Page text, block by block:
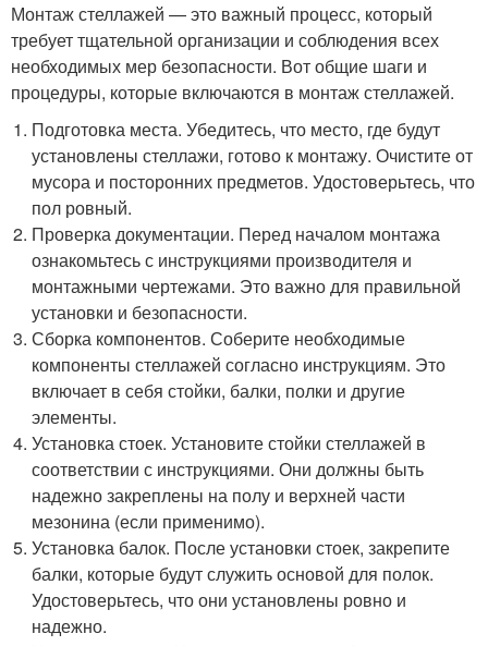
Монтаж стеллажей — это важный процесс, который
требует тщательной организации и соблюдения всех
необходимых мер безопасности. Вот общие шаги и
процедуры, которые включаются в монтаж стеллажей.
Подготовка места. Убедитесь, что место, где будут
установлены стеллажи, готово к монтажу. Очистите от
мусора и посторонних предметов. Удостоверьтесь, что
пол ровный.
Проверка документации. Перед началом монтажа
ознакомьтесь с инструкциями производителя и
монтажными чертежами. Это важно для правильной
установки и безопасности.
Сборка компонентов. Соберите необходимые
компоненты стеллажей согласно инструкциям. Это
включает в себя стойки, балки, полки и другие
элементы.
Установка стоек. Установите стойки стеллажей в
соответствии с инструкциями. Они должны быть
надежно закреплены на полу и верхней части
мезонина (если применимо).
Установка балок. После установки стоек, закрепите
балки, которые будут служить основой для полок.
Удостоверьтесь, что они установлены ровно и
надежно.